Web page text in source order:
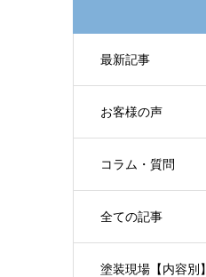
最新記事
お客様の声
コラム・質問
全ての記事
塗装現場【内容別】